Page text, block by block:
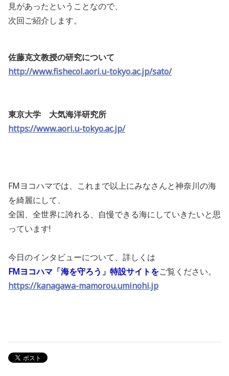
見があったということなので、
次回ご紹介します。
佐藤克文教授の研究について
http://www.fishecol.aori.u-tokyo.ac.jp/sato/
東京大学 大気海洋研究所
https://www.aori.u-tokyo.ac.jp/
FMヨコハマでは、これまで以上にみなさんと神奈川の海
を綺麗にして、
全国、全世界に誇れる、自慢できる海にしていきたいと思
っています!
今日のインタビューについて、詳しくは
FMヨコハマ「海を守ろう」特設サイトをご覧ください。
https://kanagawa-mamorou.uminohi.jp